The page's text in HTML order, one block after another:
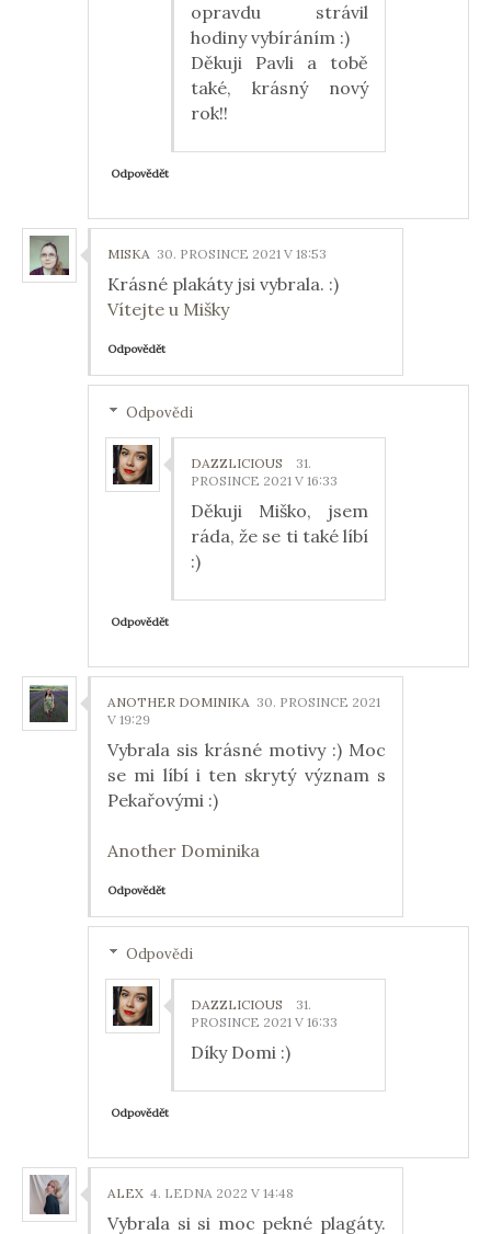
opravdu strávil
hodiny vybíráním :)
Děkuji Pavli a tobě
také, krásný nový
rok!!
Odpovědět
MISKA 30. PROSINCE 2021 V 18:53
Krásné plakáty jsi vybrala. :)
Vítejte u Mišky
Odpovědět
Odpovědi
DAZZLICIOUS
31.
PROSINCE 2021 V 16:33
Děkuji Miško, jsem
ráda, že se ti také líbí
:)
Odpovědět
ANOTHER DOMINIKA 30. PROSINCE 2021
V 19:29
Vybrala sis krásné motivy :) Moc
se mi líbí i ten skrytý význam s
Pekařovými :)
Another Dominika
Odpovědět
Odpovědi
DAZZLICIOUS
31.
PROSINCE 2021 V 16:33
Díky Domi :)
Odpovědět
ALEX 4. LEDNA 2022 V 14:48
Vybrala si si moc pekné plagáty.